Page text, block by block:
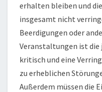
erhalten bleiben und
insgesamt nicht
Beerdigungen oder
Veranstaltungen ist
kritisch und eine
zu erheblichen
Außerdem müssen die